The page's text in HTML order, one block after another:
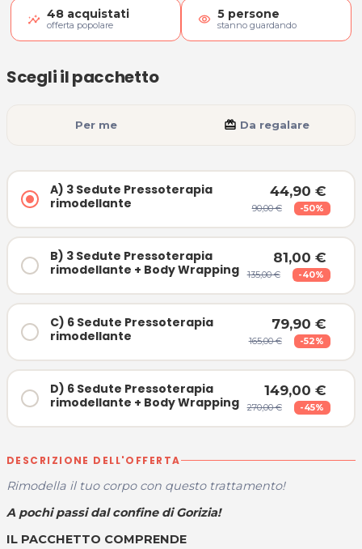
48 acquistati
offerta popolare visibility 5 persone
stanno guardando
A) 3 Sedute Pressoterapia
rimodellante
44,90 €
90,00 € -50%
B) 3 Sedute Pressoterapia
rimodellante + Body Wrapping
81,00 €
135,00 € -40%
C) 6 Sedute Pressoterapia
rimodellante
79,90 €
165,00 € -52%
D) 6 Sedute Pressoterapia
rimodellante + Body Wrapping
149,00 €
270,00 € -45%
Scegli il pacchetto
Per me card_giftcard Da regalare
DESCRIZIONE DELL'OFFERTA
Rimodella il tuo corpo con questo trattamento!
A pochi passi dal confine di Gorizia!
IL PACCHETTO COMPRENDE